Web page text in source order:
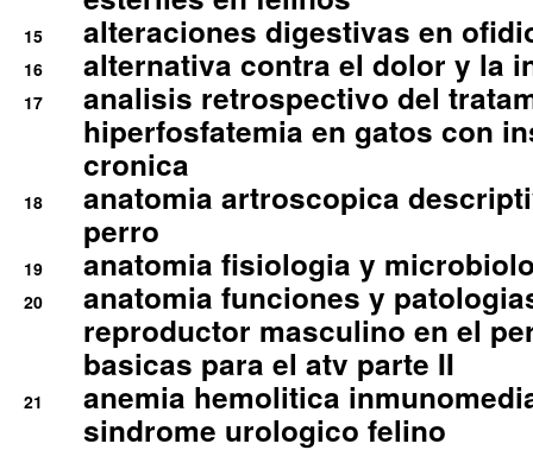
15 alteraciones digestivas en
16 alternativa contra el dolor y la
17
analisis retrospectivo del
hiperfosfatemia en gatos con
cronica
18
anatomia artroscopica
perro
19 anatomia fisiologia y
20
anatomia funciones y
reproductor masculino en el
basicas para el atv parte II
21
anemia hemolitica
sindrome urologico felino